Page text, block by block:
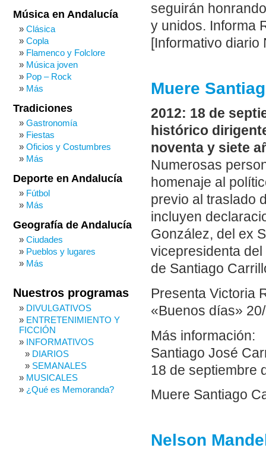
seguirán
y unidos. Informa
[Informativo diario
Muere
2012: 18 de
histórico
noventa y siete
Numerosas
homenaje al
previo al traslado
incluyen
González, del ex
vicepresidenta
de Santiago
Presenta Victoria
«Buenos días»
Más información:
Santiago José
18 de septiembre
Muere Santiago
Nelson
Música en Andalucía
Clásica
Copla
Flamenco y Folclore
Música joven
Pop – Rock
Más
Tradiciones
Gastronomía
Fiestas
Oficios y Costumbres
Más
Deporte en Andalucía
Fútbol
Más
Geografía de Andalucía
Ciudades
Pueblos y lugares
Más
Nuestros programas
DIVULGATIVOS
ENTRETENIMIENTO Y
FICCIÓN
INFORMATIVOS
DIARIOS
SEMANALES
MUSICALES
¿Qué es Memoranda?